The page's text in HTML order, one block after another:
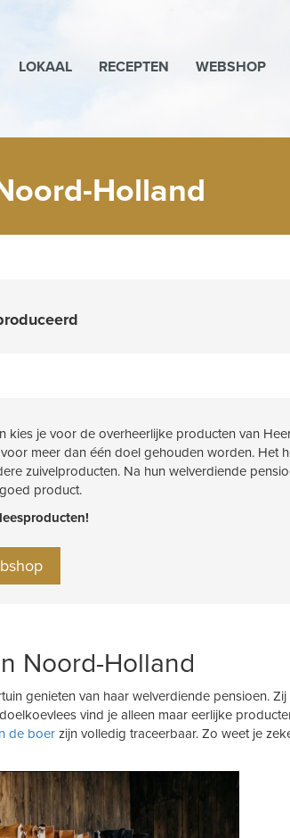
LOKAAL RECEPTEN WEBSHOP
Holland
je voor de overheerlijke producten van
meer dan één doel gehouden worden. Het
zuivelproducten. Na hun welverdiende
product.
Noord-Holland
genieten van haar welverdiende pensioen.
vind je alleen maar eerlijke
de boer zijn volledig traceerbaar. Zo weet je